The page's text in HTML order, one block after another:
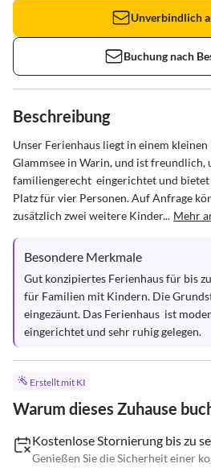
Unverbindlich
Buchung nach
Beschreibung
Unser Ferienhaus liegt in einem
Glammsee in Warin, und ist freundlich,
familiengerecht  eingerichtet und
Platz für vier Personen. Auf Anfrage
zusätzlich zwei weitere Kinder... Mehr
Besondere Merkmale
Gut konzipiertes Ferienhaus für bis
für Familien mit Kindern. Die
eingezäunt. Das Ferienhaus  ist
eingerichtet und sehr ruhig gelegen.
Erstellt mit KI
Warum dieses Zuhause
Kostenlose Stornierung bis zu
Genießen Sie die Sicherheit einer